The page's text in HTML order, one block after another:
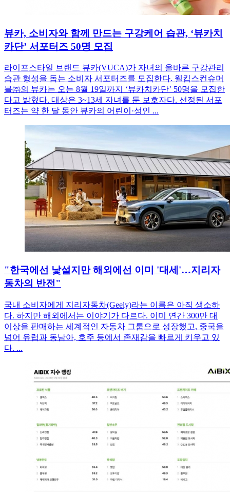
뷰카, 소비자와 함께 만드는 구강케어 습관, ‘뷰카치
카단’ 서포터즈 50명 모집
라이프스타일 브랜드 뷰카(VUCA)가 자녀의 올바른 구강관리
습관 형성을 돕는 소비자 서포터즈를 모집한다. 웰킵스컨슈머
블㈜의 뷰카는 오는 8월 19일까지 ‘뷰카치카단’ 50명을 모집한
다고 밝혔다. 대상은 3~13세 자녀를 둔 보호자다. 선정된 서포
터즈는 약 한 달 동안 뷰카의 어린이·성인 ...
"한국에선 낯설지만 해외에선 이미 '대세'…지리자
동차의 반전"
국내 소비자에게 지리자동차(Geely)라는 이름은 아직 생소하
다. 하지만 해외에서는 이야기가 다르다. 이미 연간 300만 대
이상을 판매하는 세계적인 자동차 그룹으로 성장했고, 중국을
넘어 유럽과 동남아, 호주 등에서 존재감을 빠르게 키우고 있
다. ...